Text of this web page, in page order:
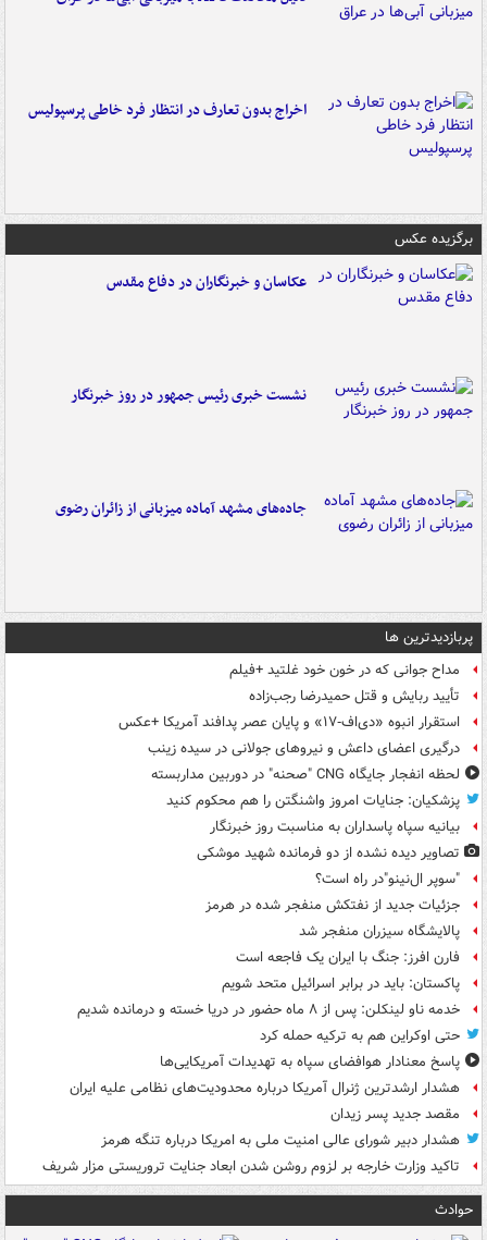
اخراج بدون تعارف در انتظار فرد خاطی پرسپولیس
برگزیده عکس
عکاسان و خبرنگاران در دفاع مقدس
نشست خبری رئیس جمهور در روز خبرنگار
جاده‌های مشهد آماده میزبانی از زائران رضوی
پربازدیدترین ها
مداح جوانی که در خون خود غلتید +فیلم
تأیید ربایش و قتل حمیدرضا رجب‌زاده
استقرار انبوه «دی‌اف‑۱۷» و پایان عصر پدافند آمریکا +عکس
درگیری اعضای داعش و نیروهای جولانی در سیده زینب
لحظه انفجار جایگاه CNG "صحنه" در دوربین مداربسته
پزشکیان: جنایات امروز واشنگتن را هم محکوم کنید
بیانیه سپاه پاسداران به مناسبت روز خبرنگار
تصاویر دیده‌ نشده از دو فرمانده شهید موشکی
"سوپر ال‌نینو"در راه است؟
جزئیات جدید از نفتکش منفجر شده در هرمز
پالایشگاه سیزران منفجر شد
فارن افرز: جنگ با ایران یک فاجعه است
پاکستان: باید در برابر اسرائیل متحد شویم
خدمه ناو لینکلن: پس از ۸ ماه حضور در دریا خسته و درمانده‌ شدیم
حتی اوکراین هم به ترکیه حمله کرد
پاسخ معنادار هوافضای سپاه به تهدیدات آمریکایی‌ها
هشدار ارشدترین ژنرال آمریکا درباره محدودیت‌های نظامی علیه ایران
مقصد جدید پسر زیدان
هشدار دبیر شورای عالی امنیت ملی به امریکا درباره تنگه هرمز
تاکید وزارت خارجه بر لزوم روشن شدن ابعاد جنایت تروریستی مزار شریف
حوادث